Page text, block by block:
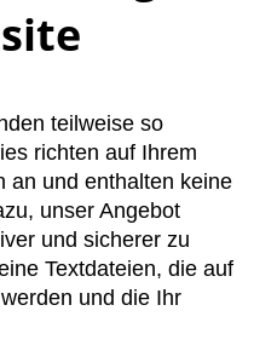
teilweise so
richten auf Ihrem
an und enthalten keine
unser Angebot
und sicherer zu
Textdateien, die auf
und die Ihr